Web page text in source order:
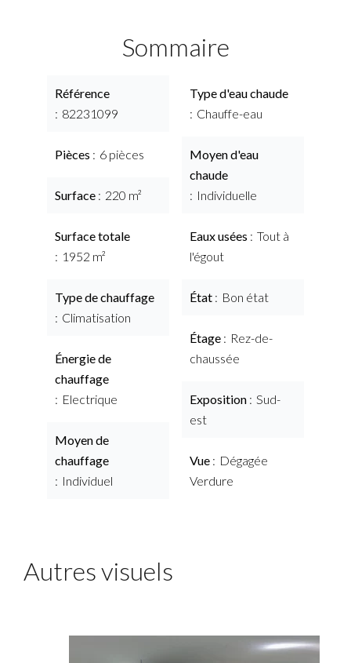
Sommaire
Référence
82231099
Pièces 6 pièces
Surface 220 m²
Surface totale
1952 m²
Type de chauffage
Climatisation
Énergie de
chauffage
Electrique
Moyen de
chauffage
Individuel
Type d'eau chaude
Chauffe-eau
Moyen d'eau
chaude
Individuelle
Eaux usées
Tout à
l'égout
État Bon état
Étage
Rez-de-
chaussée
Exposition
Sud-
est
Vue
Dégagée
Verdure
Autres visuels